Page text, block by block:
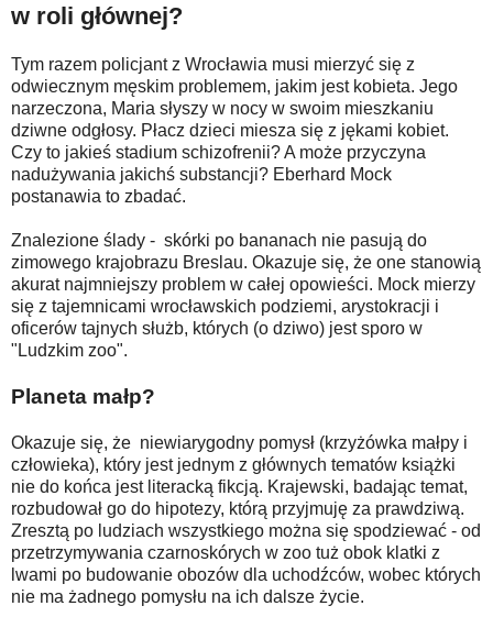
w roli głównej?
Tym razem policjant z Wrocławia musi mierzyć się z
odwiecznym męskim problemem, jakim jest kobieta. Jego
narzeczona, Maria słyszy w nocy w swoim mieszkaniu
dziwne odgłosy. Płacz dzieci miesza się z jękami kobiet.
Czy to jakieś stadium schizofrenii? A może przyczyna
nadużywania jakichś substancji? Eberhard Mock
postanawia to zbadać.
Znalezione ślady - skórki po bananach nie pasują do
zimowego krajobrazu Breslau. Okazuje się, że one stanowią
akurat najmniejszy problem w całej opowieści. Mock mierzy
się z tajemnicami wrocławskich podziemi, arystokracji i
oficerów tajnych służb, których (o dziwo) jest sporo w
"Ludzkim zoo".
Planeta małp?
Okazuje się, że niewiarygodny pomysł (krzyżówka małpy i
człowieka), który jest jednym z głównych tematów książki
nie do końca jest literacką fikcją. Krajewski, badając temat,
rozbudował go do hipotezy, którą przyjmuję za prawdziwą.
Zresztą po ludziach wszystkiego można się spodziewać - od
przetrzymywania czarnoskórych w zoo tuż obok klatki z
lwami po budowanie obozów dla uchodźców, wobec których
nie ma żadnego pomysłu na ich dalsze życie.